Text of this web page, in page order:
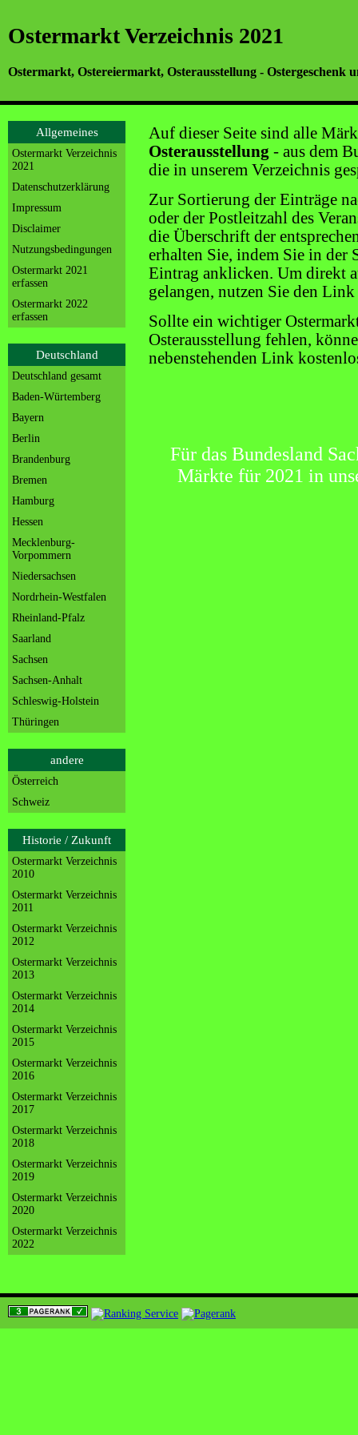
Ostermarkt Verzeichnis 2021
Ostermarkt, Ostereiermarkt, Osterausstellung -
Auf dieser Seite sind alle
Osterausstellung - aus dem
die in unserem Verzeichnis
Zur Sortierung der Einträge
oder der Postleitzahl des
die Überschrift der
erhalten Sie, indem Sie in der
Eintrag anklicken. Um direkt
gelangen, nutzen Sie den
Sollte ein wichtiger
Osterausstellung fehlen,
nebenstehenden Link
Für das Bundesland
Märkte für 2021 in
Allgemeines
Ostermarkt Verzeichnis
2021
Datenschutzerklärung
Impressum
Disclaimer
Nutzungsbedingungen
Ostermarkt 2021
erfassen
Ostermarkt 2022
erfassen
Deutschland
Deutschland gesamt
Baden-Würtemberg
Bayern
Berlin
Brandenburg
Bremen
Hamburg
Hessen
Mecklenburg-
Vorpommern
Niedersachsen
Nordrhein-Westfalen
Rheinland-Pfalz
Saarland
Sachsen
Sachsen-Anhalt
Schleswig-Holstein
Thüringen
andere
Österreich
Schweiz
Historie / Zukunft
Ostermarkt Verzeichnis
2010
Ostermarkt Verzeichnis
2011
Ostermarkt Verzeichnis
2012
Ostermarkt Verzeichnis
2013
Ostermarkt Verzeichnis
2014
Ostermarkt Verzeichnis
2015
Ostermarkt Verzeichnis
2016
Ostermarkt Verzeichnis
2017
Ostermarkt Verzeichnis
2018
Ostermarkt Verzeichnis
2019
Ostermarkt Verzeichnis
2020
Ostermarkt Verzeichnis
2022